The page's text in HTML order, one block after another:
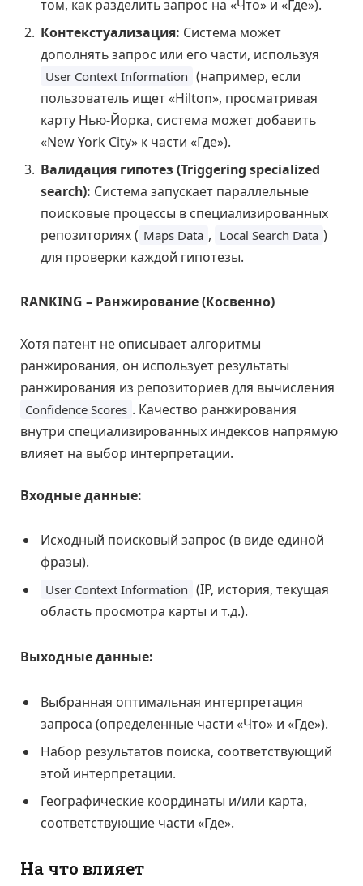
том, как разделить запрос на «Что» и «Где»).
Контекстуализация: Система может
дополнять запрос или его части, используя
User Context Information (например, если
пользователь ищет «Hilton», просматривая
карту Нью-Йорка, система может добавить
«New York City» к части «Где»).
Валидация гипотез (Triggering specialized
search): Система запускает параллельные
поисковые процессы в специализированных
репозиториях ( Maps Data , Local Search Data )
для проверки каждой гипотезы.
RANKING – Ранжирование (Косвенно)
Хотя патент не описывает алгоритмы
ранжирования, он использует результаты
ранжирования из репозиториев для вычисления
Confidence Scores . Качество ранжирования
внутри специализированных индексов напрямую
влияет на выбор интерпретации.
Входные данные:
Исходный поисковый запрос (в виде единой
фразы).
User Context Information (IP, история, текущая
область просмотра карты и т.д.).
Выходные данные:
Выбранная оптимальная интерпретация
запроса (определенные части «Что» и «Где»).
Набор результатов поиска, соответствующий
этой интерпретации.
Географические координаты и/или карта,
соответствующие части «Где».
На что влияет